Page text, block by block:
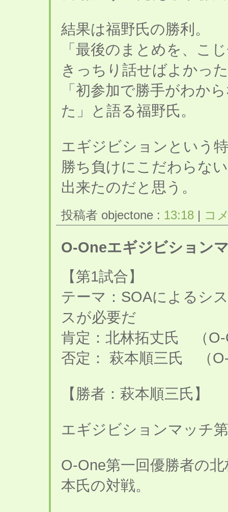
結果は福野氏の勝利。
「最後のまとめを、こ
きっちり話せばよかっ
「初参加で勝手がわか
た」と語る福野氏。
エギジビションという
勝ち負けにこだわらな
出来たのだと思う。
投稿者 objectone : 13:18 | コ
O-Oneエギジビション
【第1試合】
テーマ：SOAによるシ
スが必要だ
肯定：北林拓丈氏 （O-
否定： 萩本順三氏 （
【勝者：萩本順三氏】
エギジビションマッチ
O-One第一回優勝者の
本氏の対戦。